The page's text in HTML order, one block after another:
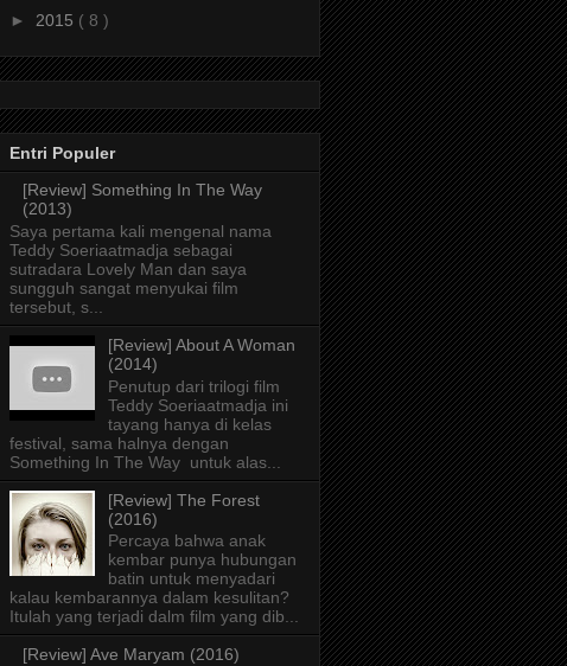
► 2015 ( 8 )
Entri Populer
[Review] Something In The Way
(2013)
Saya pertama kali mengenal nama
Teddy Soeriaatmadja sebagai
sutradara Lovely Man dan saya
sungguh sangat menyukai film
tersebut, s...
[Review] About A Woman
(2014)
Penutup dari trilogi film
Teddy Soeriaatmadja ini
tayang hanya di kelas
festival, sama halnya dengan
Something In The Way untuk alas...
[Review] The Forest
(2016)
Percaya bahwa anak
kembar punya hubungan
batin untuk menyadari
kalau kembarannya dalam kesulitan?
Itulah yang terjadi dalm film yang dib...
[Review] Ave Maryam (2016)